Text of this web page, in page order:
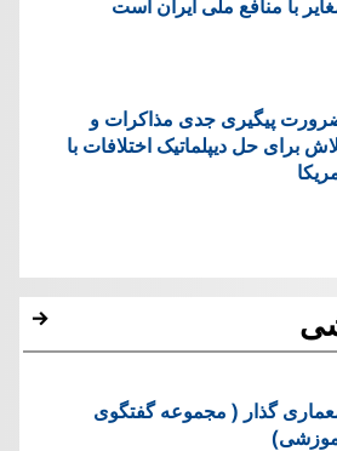
با منافع ملی ایران است
پیگیری جدی مذاکرات و
برای حل دیپلماتیک اختلافات با
گذار ( مجموعه گفتگوی